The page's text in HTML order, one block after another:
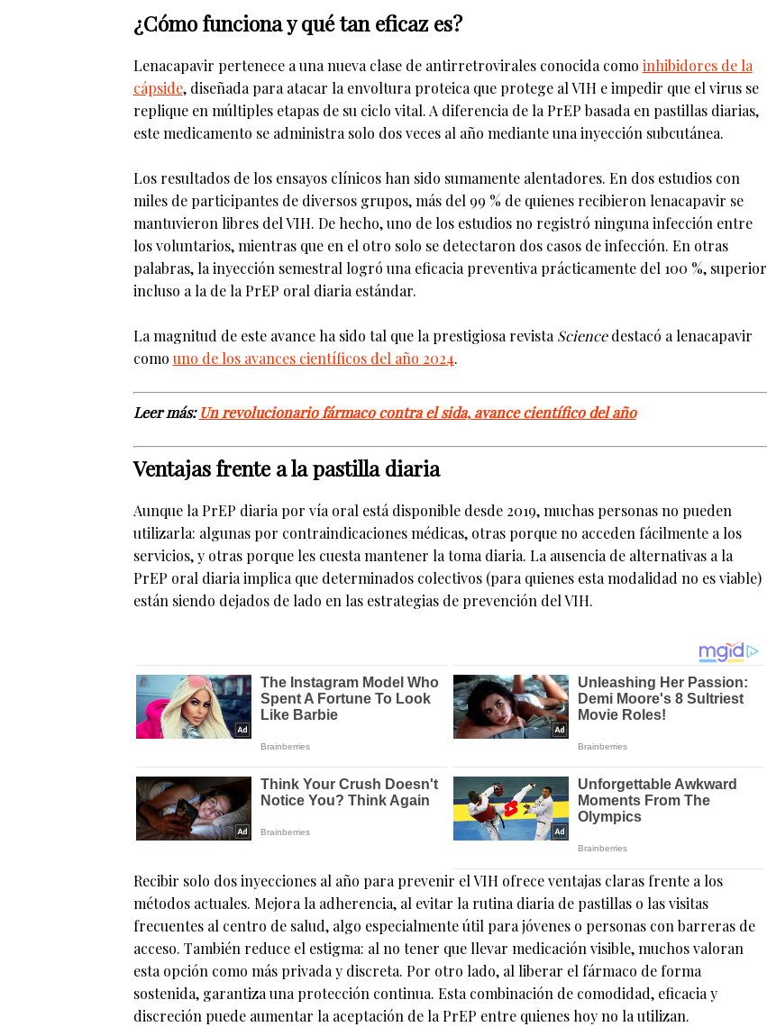
¿Cómo funciona y qué tan eficaz es?
Lenacapavir pertenece a una nueva clase de antirretrovirales conocida como inhibidores de la
cápside, diseñada para atacar la envoltura proteica que protege al VIH e impedir que el virus se
replique en múltiples etapas de su ciclo vital. A diferencia de la PrEP basada en pastillas diarias,
este medicamento se administra solo dos veces al año mediante una inyección subcutánea.
Los resultados de los ensayos clínicos han sido sumamente alentadores. En dos estudios con
miles de participantes de diversos grupos, más del 99 % de quienes recibieron lenacapavir se
mantuvieron libres del VIH. De hecho, uno de los estudios no registró ninguna infección entre
los voluntarios, mientras que en el otro solo se detectaron dos casos de infección. En otras
palabras, la inyección semestral logró una eficacia preventiva prácticamente del 100 %, superior
incluso a la de la PrEP oral diaria estándar.
La magnitud de este avance ha sido tal que la prestigiosa revista Sciencedestacó a lenacapavir
como uno de los avances científicos del año 2024.
Leer más:Un revolucionario fármaco contra el sida, avance científico del año
Ventajas frente a la pastilla diaria
Aunque la PrEP diaria por vía oral está disponible desde 2019, muchas personas no pueden
utilizarla: algunas por contraindicaciones médicas, otras porque no acceden fácilmente a los
servicios, y otras porque les cuesta mantener la toma diaria. La ausencia de alternativas a la
PrEP oral diaria implica que determinados colectivos (para quienes esta modalidad no es viable)
están siendo dejados de lado en las estrategias de prevención del VIH.
Recibir solo dos inyecciones al año para prevenir el VIH ofrece ventajas claras frente a los
métodos actuales. Mejora la adherencia, al evitar la rutina diaria de pastillas o las visitas
frecuentes al centro de salud, algo especialmente útil para jóvenes o personas con barreras de
acceso. También reduce el estigma: al no tener que llevar medicación visible, muchos valoran
esta opción como más privada y discreta. Por otro lado, al liberar el fármaco de forma
sostenida, garantiza una protección continua. Esta combinación de comodidad, eficacia y
discreción puede aumentar la aceptación de la PrEP entre quienes hoy no la utilizan.